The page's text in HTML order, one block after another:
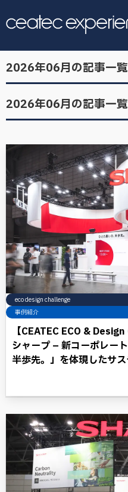
2026年06月の記事一覧
2026年06月の記事一覧
eco design challenge
事例紹介
【CEATEC ECO &
シャープ – 新コーポレー
半歩先。」を体現したサ